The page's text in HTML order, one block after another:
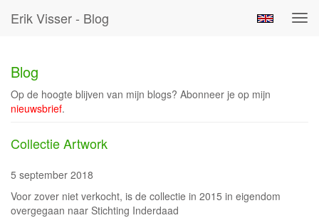
Erik Visser - Blog
Blog
Op de hoogte blijven van mijn blogs? Abonneer je op mijn
nieuwsbrief.
Collectie Artwork
5 september 2018
Voor zover niet verkocht, is de collectie in 2015 in eigendom
overgegaan naar Stichting Inderdaad